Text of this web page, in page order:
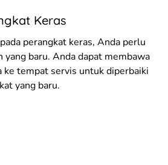
Keras
perangkat keras, Anda perlu
yang baru. Anda dapat membawa
ke tempat servis untuk diperbaiki
yang baru.